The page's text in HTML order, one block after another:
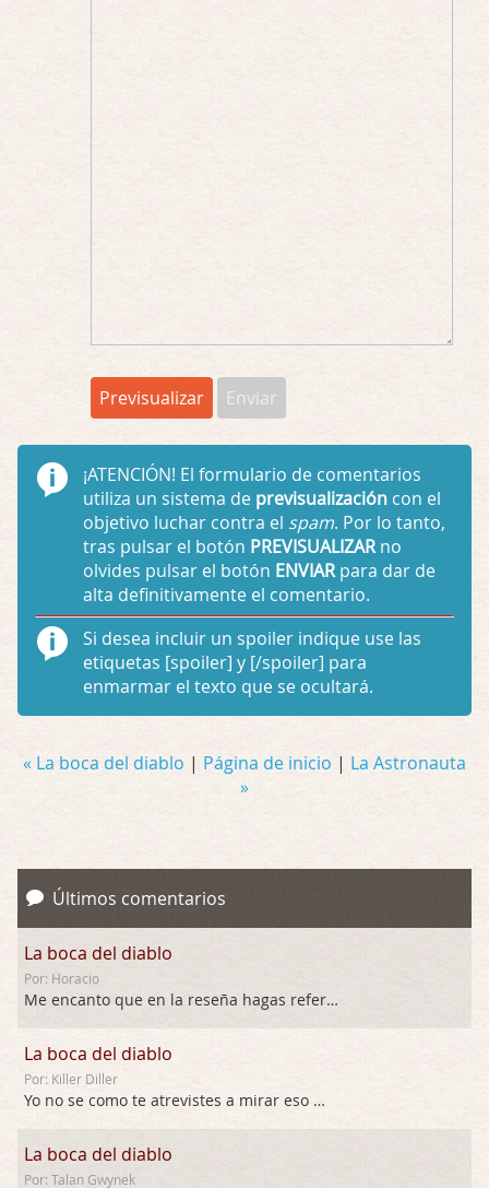
¡ATENCIÓN! El formulario de comentarios
utiliza un sistema de previsualizacióncon el
objetivo luchar contra el spam. Por lo tanto,
tras pulsar el botón PREVISUALIZARno
olvides pulsar el botón ENVIARpara dar de
alta definitivamente el comentario.
Si desea incluir un spoiler indique use las
etiquetas [spoiler] y [/spoiler] para
enmarmar el texto que se ocultará.
« La boca del diablo | Página de inicio | La Astronauta
»
Últimos comentarios
La boca del diablo
Por: Horacio
Me encanto que en la reseña hagas referen …
La boca del diablo
Por: Killer Diller
Yo no se como te atrevistes a mirar eso …
La boca del diablo
Por: Talan Gwynek